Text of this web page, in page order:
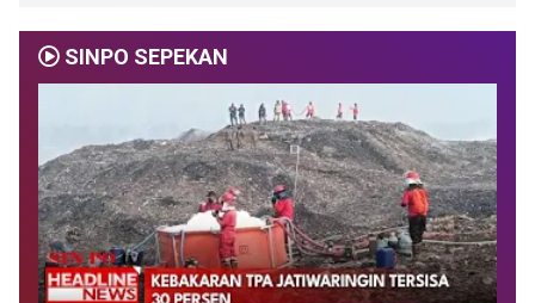
SINPO SEPEKAN